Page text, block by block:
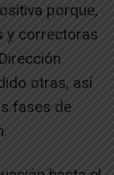
porque,
y correctoras
otras, así
fases de